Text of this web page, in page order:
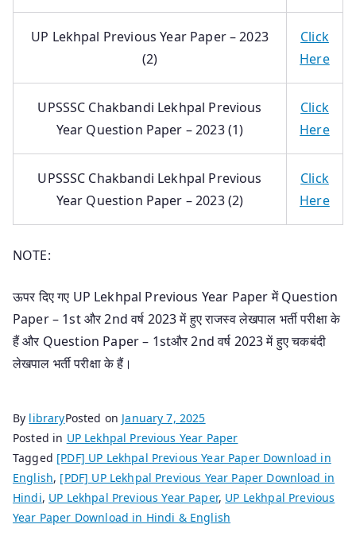
UP Lekhpal Previous Year Paper – 2023
(2)
Click
Here
UPSSSC Chakbandi Lekhpal Previous
Year Question Paper – 2023 (1)
Click
Here
UPSSSC Chakbandi Lekhpal Previous
Year Question Paper – 2023 (2)
Click
Here
NOTE:
ऊपर दिए गए UP Lekhpal Previous Year Paper में Question
Paper – 1st और 2nd वर्ष 2023 में हुए राजस्व लेखपाल भर्ती परीक्षा के
हैं और Question Paper – 1stऔर 2nd वर्ष 2023 में हुए चकबंदी
लेखपाल भर्ती परीक्षा के हैं।
By libraryPosted on January 7, 2025
Posted in UP Lekhpal Previous Year Paper
Tagged [PDF] UP Lekhpal Previous Year Paper Download in
English, [PDF] UP Lekhpal Previous Year Paper Download in
Hindi, UP Lekhpal Previous Year Paper, UP Lekhpal Previous
Year Paper Download in Hindi & English